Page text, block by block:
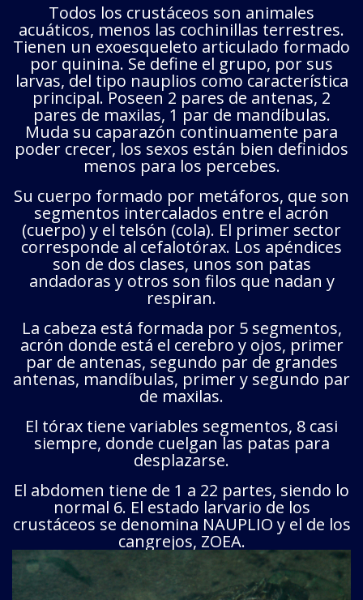
Todos los crustáceos son animales
acuáticos, menos las cochinillas terrestres.
Tienen un exoesqueleto articulado formado
por quinina. Se define el grupo, por sus
larvas, del tipo nauplios como característica
principal. Poseen 2 pares de antenas, 2
pares de maxilas, 1 par de mandíbulas.
Muda su caparazón continuamente para
poder crecer, los sexos están bien definidos
menos para los percebes.
Su cuerpo formado por metáforos, que son
segmentos intercalados entre el acrón
(cuerpo) y el telsón (cola). El primer sector
corresponde al cefalotórax. Los apéndices
son de dos clases, unos son patas
andadoras y otros son filos que nadan y
respiran.
La cabeza está formada por 5 segmentos,
acrón donde está el cerebro y ojos, primer
par de antenas, segundo par de grandes
antenas, mandíbulas, primer y segundo par
de maxilas.
El tórax tiene variables segmentos, 8 casi
siempre, donde cuelgan las patas para
desplazarse.
El abdomen tiene de 1 a 22 partes, siendo lo
normal 6. El estado larvario de los
crustáceos se denomina NAUPLIO y el de los
cangrejos, ZOEA.